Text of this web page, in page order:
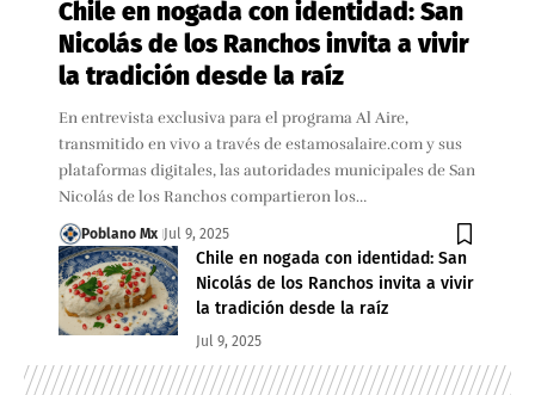
Chile en nogada con identidad: San
Nicolás de los Ranchos invita a vivir
la tradición desde la raíz
En entrevista exclusiva para el programa Al Aire,
transmitido en vivo a través de estamosalaire.com y sus
plataformas digitales, las autoridades municipales de San
Nicolás de los Ranchos compartieron los…
Poblano Mx Jul 9, 2025
Chile en nogada con identidad: San
Nicolás de los Ranchos invita a vivir
la tradición desde la raíz
Jul 9, 2025